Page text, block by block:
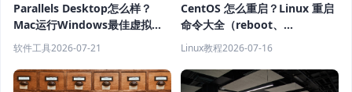
Parallels Desktop怎么样？
Mac运行Windows最佳虚拟机
软件推荐
软件工具2026-07-21
CentOS 怎么重启？Linux 重启
命令大全（reboot、
shutdown、systemctl 教程）
Linux教程2026-07-16